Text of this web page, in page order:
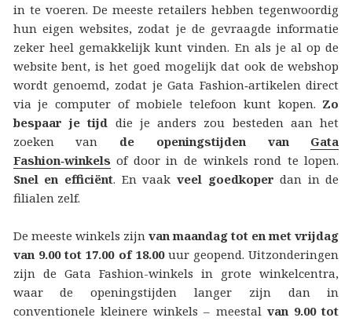
in te voeren. De meeste retailers hebben tegenwoordig
hun eigen websites, zodat je de gevraagde informatie
zeker heel gemakkelijk kunt vinden. En als je al op de
website bent, is het goed mogelijk dat ook de webshop
wordt genoemd, zodat je Gata Fashion‑artikelen direct
via je computer of mobiele telefoon kunt kopen. Zo
bespaar je tijd die je anders zou besteden aan het
zoeken van de openingstijden van Gata
Fashion‑winkels of door in de winkels rond te lopen.
Snel en efficiënt. En vaak veel goedkoper dan in de
filialen zelf.
De meeste winkels zijn van maandag tot en met vrijdag
van 9.00 tot 17.00 of 18.00uur geopend. Uitzonderingen
zijn de Gata Fashion-winkels in grote winkelcentra,
waar de openingstijden langer zijn dan in
conventionele kleinere winkels – meestal van 9.00 tot